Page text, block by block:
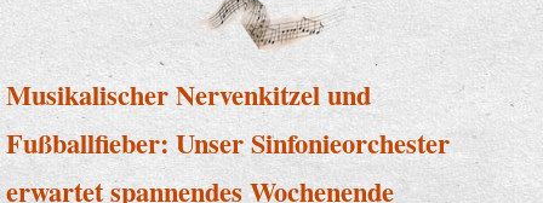
Musikalischer Nervenkitzel und
Fußballfieber: Unser Sinfonieorchester
erwartet spannendes Wochenende